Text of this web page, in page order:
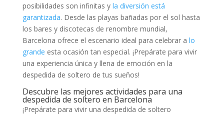
posibilidades son⁢ infinitas ‍y la diversión está
garantizada. Desde las playas‌ bañadas por el sol hasta⁢
los bares y discotecas ​de renombre‍ mundial,
Barcelona ofrece el escenario ideal‌ para celebrar a‍ lo
grande esta ocasión tan especial.⁤ ¡Prepárate para vivir
una ⁢experiencia única y llena de⁣ emoción en⁣ la
⁤despedida de soltero de‍ tus sueños!
Descubre las mejores actividades para una
despedida‌ de soltero en Barcelona
¡Prepárate para ⁣vivir‌ una despedida⁢ de soltero